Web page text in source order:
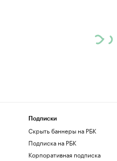
Подписки
Скрыть баннеры на РБК
Подписка на РБК
Корпоративная подписка